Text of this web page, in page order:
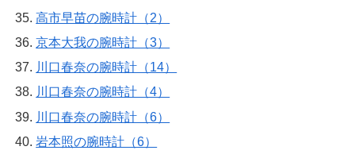
高市早苗の腕時計（2）
京本大我の腕時計（3）
川口春奈の腕時計（14）
川口春奈の腕時計（4）
川口春奈の腕時計（6）
岩本照の腕時計（6）